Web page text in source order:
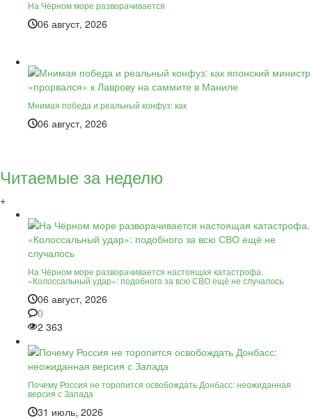
На Чёрном море разворачивается
06 август, 2026
Мнимая победа и реальный конфуз: как
06 август, 2026
Читаемые за неделю
+
На Чёрном море разворачивается настоящая катастрофа.
«Колоссальный удар»: подобного за всю СВО ещё не случалось
06 август, 2026
0
2 363
Почему Россия не торопится освобождать Донбасс: неожиданная
версия с Запада
31 июль, 2026